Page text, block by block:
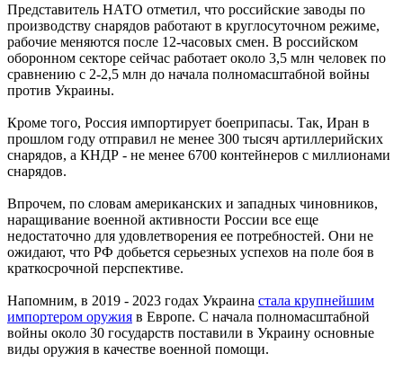
Представитель НАТО отметил, что российские заводы по
производству снарядов работают в круглосуточном режиме,
рабочие меняются после 12-часовых смен. В российском
оборонном секторе сейчас работает около 3,5 млн человек по
сравнению с 2-2,5 млн до начала полномасштабной войны
против Украины.
Кроме того, Россия импортирует боеприпасы. Так, Иран в
прошлом году отправил не менее 300 тысяч артиллерийских
снарядов, а КНДР - не менее 6700 контейнеров с миллионами
снарядов.
Впрочем, по словам американских и западных чиновников,
наращивание военной активности России все еще
недостаточно для удовлетворения ее потребностей. Они не
ожидают, что РФ добьется серьезных успехов на поле боя в
краткосрочной перспективе.
Напомним, в 2019 - 2023 годах Украина стала крупнейшим
импортером оружия в Европе. С начала полномасштабной
войны около 30 государств поставили в Украину основные
виды оружия в качестве военной помощи.